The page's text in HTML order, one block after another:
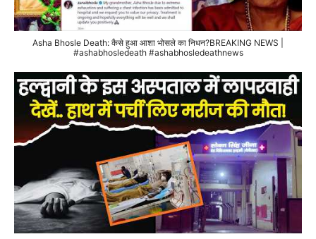
Asha Bhosle Death: कैसे हुआ आशा भोसले का निधन?BREAKING NEWS |
#ashabhosledeath #ashabhosledeathnews